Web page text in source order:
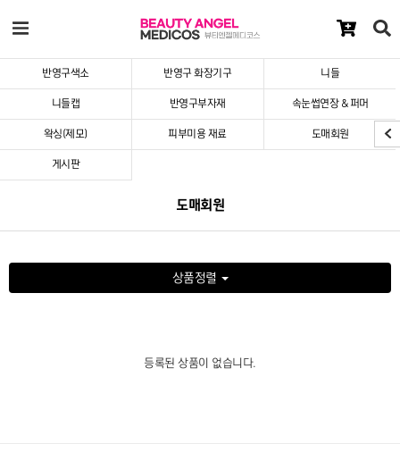
반영구색소 반영구 화장기구 니들
니들캡 반영구부자재 속눈썹연장 & 퍼머
왁싱(제모) 피부미용 재료 도매회원
게시판
도매회원
상품정렬
등록된 상품이 없습니다.